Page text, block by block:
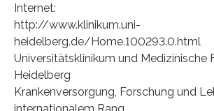
Internet:
http://www.klinikum.uni-
heidelberg.de/Home.100293.0.html
Universitätsklinikum und Medizinische
Heidelberg
Krankenversorgung, Forschung und
internationalem Rang